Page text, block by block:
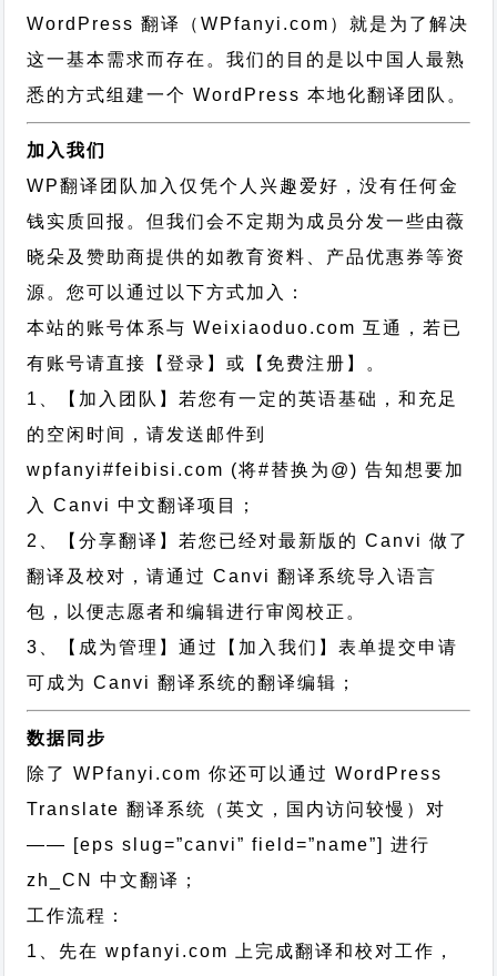
WordPress 翻译（WPfanyi.com） 就是为了解决
这一基本需求而存在。我们的目的是以中国人最熟
悉的方式组建一个 WordPress 本地化翻译团队。
加入我们
WP翻译团队加入仅凭个人兴趣爱好，没有任何金
钱实质回报。但我们会不定期为成员分发一些由薇
晓朵及赞助商提供的如教育资料、产品优惠券等资
源。您可以通过以下方式加入：
本站的账号体系与Weixiaoduo.com 互通，若已
有账号请直接【登录】或【免费注册】。
1、【加入团队】若您有一定的英语基础，和充足
的空闲时间，请发送邮件到
wpfanyi#feibisi.com (将#替换为@) 告知想要加
入 Canvi 中文翻译项目；
2、【分享翻译】若您已经对最新版的 Canvi 做了
翻译及校对，请通过 Canvi 翻译系统导入语言
包，以便志愿者和编辑进行审阅校正。
3、【成为管理】通过【加入我们】表单提交申请
可成为 Canvi 翻译系统的翻译编辑；
数据同步
除了 WPfanyi.com 你还可以通过WordPress
Translate 翻译系统（英文，国内访问较慢）对
—— [eps slug=”canvi” field=”name”]进行
zh_CN
中文翻译；
工作流程：
1、先在 wpfanyi.com 上完成翻译和校对工作，